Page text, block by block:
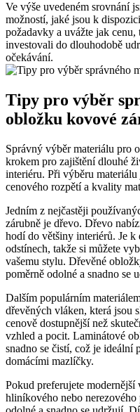
Ve výše uvedeném srovnání
možností, jaké jsou k
požadavky a uvážte jak
investovali do dlouhodobě
očekávání.
Tipy pro výběr
obložku kovové
Správný výběr materiálu pro
krokem pro zajištění dlouhé
interiéru. Při výběru
cenového rozpětí a kvality
Jedním z nejčastěji
zárubně je dřevo. Dřevo
hodí do většiny interiérů. Je
odstínech, takže si můžete
vašemu stylu. Dřevěné
poměrně odolné a snadno se
Dalším populárním
dřevěných vláken, která jsou
cenově dostupnější než
vzhled a pocit. Laminátové
snadno se čistí, což je ideální
domácími mazlíčky.
Pokud preferujete
hliníkového nebo